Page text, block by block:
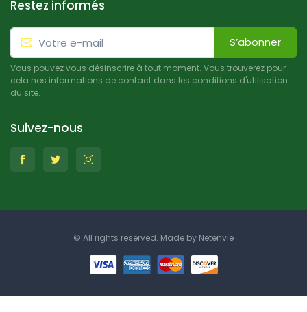
Restez informés
S’abonner
Vous pouvez vous désinscrire à tout moment. Vous trouverez pour
cela nos informations de contact dans les conditions d'utilisation
du site.
Suivez-nous
© All rights reserved. Made by Netenvie